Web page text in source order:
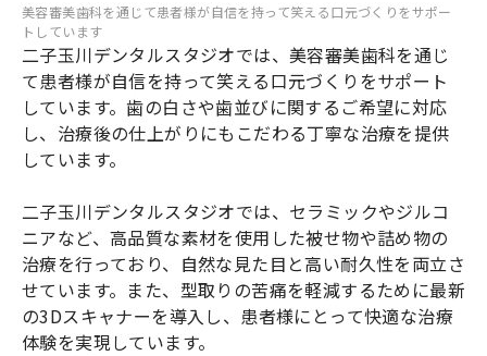
美容審美歯科を通じて患者様が自信を持って笑える口元づくりをサポー
トしています
二子玉川デンタルスタジオでは、美容審美歯科を通じ
て患者様が自信を持って笑える口元づくりをサポート
しています。歯の白さや歯並びに関するご希望に対応
し、治療後の仕上がりにもこだわる丁寧な治療を提供
しています。
二子玉川デンタルスタジオでは、セラミックやジルコ
ニアなど、高品質な素材を使用した被せ物や詰め物の
治療を行っており、自然な見た目と高い耐久性を両立さ
せています。また、型取りの苦痛を軽減するために最新
の3Dスキャナーを導入し、患者様にとって快適な治療
体験を実現しています。